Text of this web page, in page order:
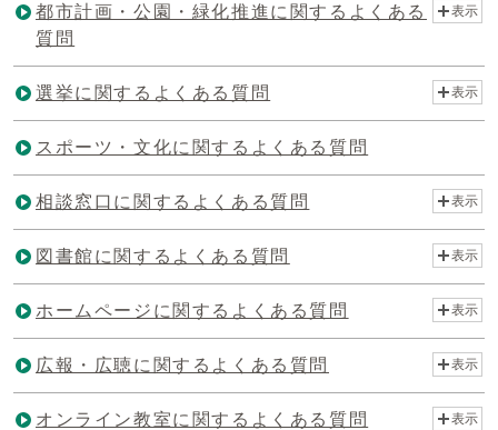
都市計画・公園・緑化推進に関するよくある
質問
表示
選挙に関するよくある質問 表示
スポーツ・文化に関するよくある質問
相談窓口に関するよくある質問 表示
図書館に関するよくある質問 表示
ホームページに関するよくある質問 表示
広報・広聴に関するよくある質問 表示
オンライン教室に関するよくある質問 表示